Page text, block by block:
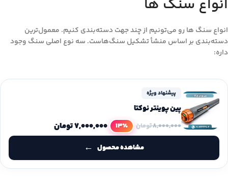
انواع سنگ ها
انواع سنگ ها رو می‌تونیم از چند جهت دسته‌بندی کنیم. معمول‌ترین
دسته‌بندی بر اساس منشأ تشکیل سنگ‌هاست. سه نوع اصلی سنگ وجود
داره:
پیشنهاد ویژه
پین پوینتر نوکتا
۸,۰۰۰,۰۰۰تومان 13٪ ۷,۰۰۰,۰۰۰تومان
مشاهده محصول